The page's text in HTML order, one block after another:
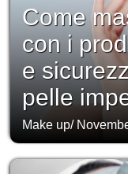
Come
con i
e
pelle
Make up/